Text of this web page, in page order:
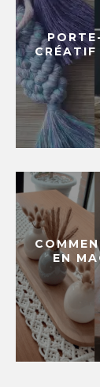
CRÉATIF
EN